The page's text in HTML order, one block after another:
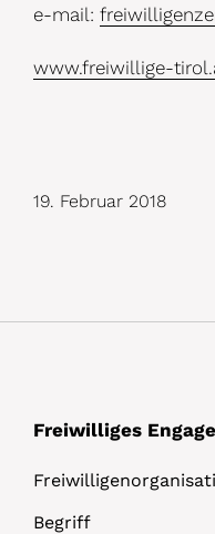
e-mail:
www.freiwillige-
19. Februar 2018
Freiwilliges
Begriff